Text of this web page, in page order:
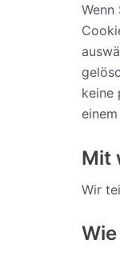
keine
Mit
Wir